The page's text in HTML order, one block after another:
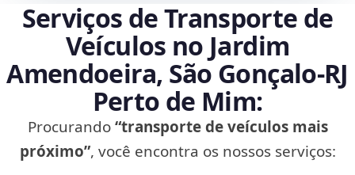
Serviços de Transporte de
Veículos no Jardim
Amendoeira, São Gonçalo‑RJ
Perto de Mim:
Procurando“transporte de veículos mais
próximo”, você encontra os nossos serviços: